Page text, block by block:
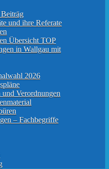
und ihre Referate
Übersicht TOP
in Wallgau mit
2026
und Verordnungen
– Fachbegriffe